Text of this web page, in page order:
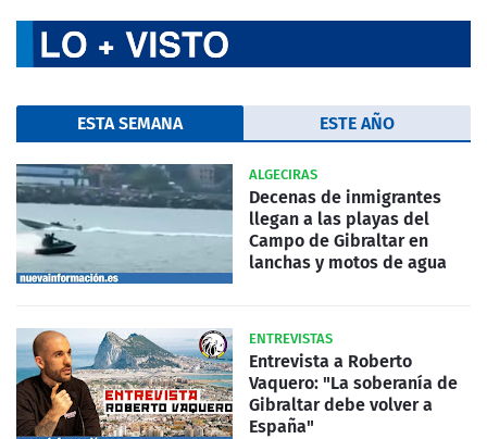
ESTA SEMANA ESTE AÑO
ALGECIRAS
Decenas de inmigrantes
llegan a las playas del
Campo de Gibraltar en
lanchas y motos de agua
ENTREVISTAS
Entrevista a Roberto
Vaquero: "La soberanía de
Gibraltar debe volver a
España"